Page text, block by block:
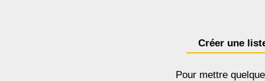
Créer une
Pour mettre